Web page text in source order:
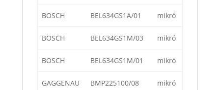
BOSCH BEL634GS1A/01 mikró
BOSCH BEL634GS1M/03 mikró
BOSCH BEL634GS1M/01 mikró
GAGGENAU BMP225100/08 mikró